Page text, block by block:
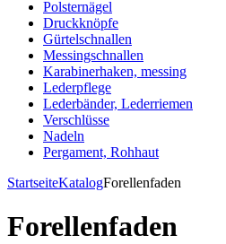
Polsternägel
Druckknöpfe
Gürtelschnallen
Messingschnallen
Karabinerhaken, messing
Lederpflege
Lederbänder, Lederriemen
Verschlüsse
Nadeln
Pergament, Rohhaut
StartseiteKatalogForellenfaden
Forellenfaden